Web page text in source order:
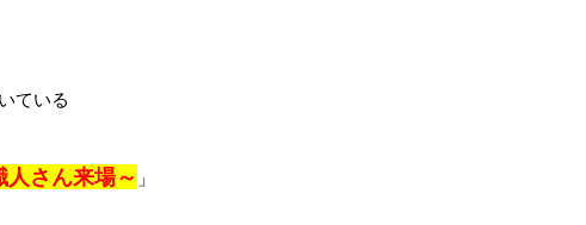
ている
さん来場～ 」